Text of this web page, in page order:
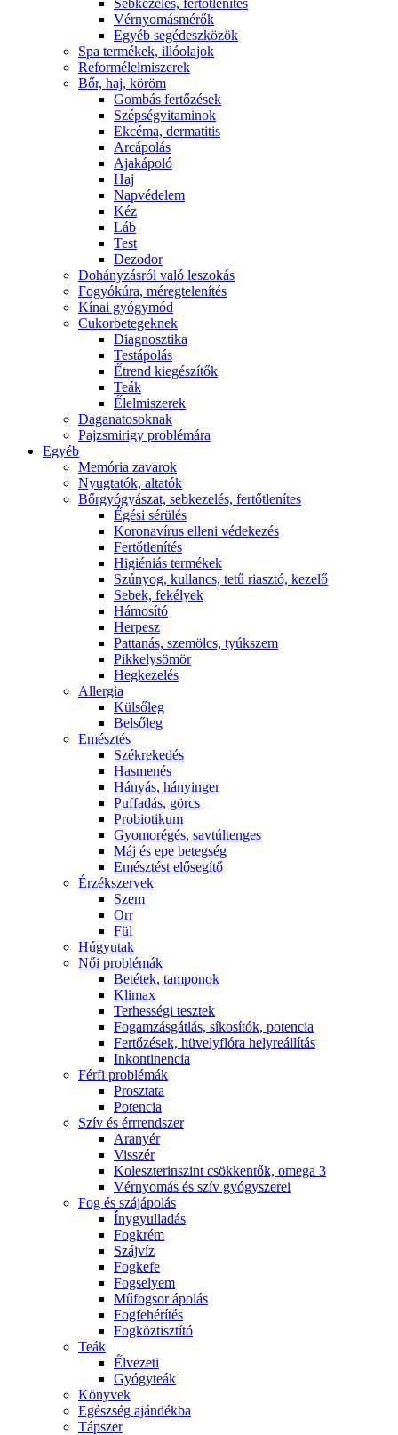
Sebkezelés, fertőtlenítés
Vérnyomásmérők
Egyéb segédeszközök
Spa termékek, illóolajok
Reformélelmiszerek
Bőr, haj, köröm
Gombás fertőzések
Szépségvitaminok
Ekcéma, dermatitis
Arcápolás
Ajakápoló
Haj
Napvédelem
Kéz
Láb
Test
Dezodor
Dohányzásról való leszokás
Fogyókúra, méregtelenítés
Kínai gyógymód
Cukorbetegeknek
Diagnosztika
Testápolás
É́trend kiegészítők
Teák
É́lelmiszerek
Daganatosoknak
Pajzsmirigy problémára
Egyéb
Memória zavarok
Nyugtatók, altatók
Bőrgyógyászat, sebkezelés, fertőtlenítes
É́gési sérülés
Koronavírus elleni védekezés
Fertőtlenítés
Higiéniás termékek
Szúnyog, kullancs, tetű riasztó, kezelő
Sebek, fekélyek
Hámosító
Herpesz
Pattanás, szemölcs, tyúkszem
Pikkelysömör
Hegkezelés
Allergia
Külsőleg
Belsőleg
Emésztés
Székrekedés
Hasmenés
Hányás, hányinger
Puffadás, görcs
Probiotikum
Gyomorégés, savtúltenges
Máj és epe betegség
Emésztést elősegítő
Érzékszervek
Szem
Orr
Fül
Húgyutak
Női problémák
Betétek, tamponok
Klimax
Terhességi tesztek
Fogamzásgátlás, síkosítók, potencia
Fertőzések, hüvelyflóra helyreállítás
Inkontinencia
Férfi problémák
Prosztata
Potencia
Szív és érrrendszer
Aranyér
Visszér
Koleszterinszint csökkentők, omega 3
Vérnyomás és szív gyógyszerei
Fog és szájápolás
Í́nygyulladás
Fogkrém
Szájvíz
Fogkefe
Fogselyem
Műfogsor ápolás
Fogfehérítés
Fogköztisztító
Teák
É́lvezeti
Gyógyteák
Könyvek
Egészség ajándékba
Tápszer